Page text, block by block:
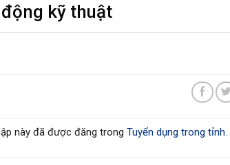
kỹ thuật
này đã được đăng trong Tuyển dụng trong tỉnh.